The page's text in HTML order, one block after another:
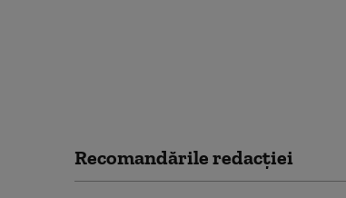
Recomandările redacţiei